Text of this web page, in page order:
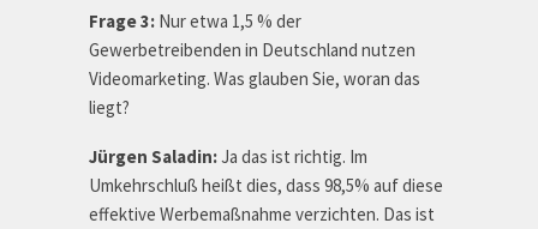
Frage 3: Nur etwa 1,5 % der
Gewerbetreibenden in Deutschland nutzen
Videomarketing. Was glauben Sie, woran das
liegt?
Jürgen Saladin:Ja das ist richtig. Im
Umkehrschluß heißt dies, dass 98,5% auf diese
effektive Werbemaßnahme verzichten. Das ist